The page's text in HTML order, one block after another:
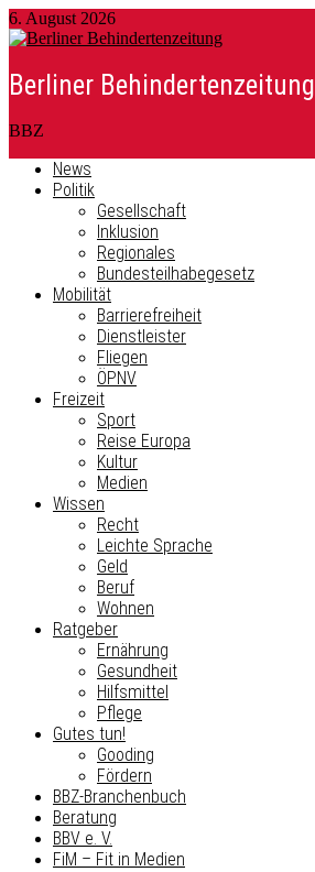
6. August 2026
Berliner Behindertenzeitung
BBZ
News
Politik
Gesellschaft
Inklusion
Regionales
Bundesteilhabegesetz
Mobilität
Barrierefreiheit
Dienstleister
Fliegen
ÖPNV
Freizeit
Sport
Reise Europa
Kultur
Medien
Wissen
Recht
Leichte Sprache
Geld
Beruf
Wohnen
Ratgeber
Ernährung
Gesundheit
Hilfsmittel
Pflege
Gutes tun!
Gooding
Fördern
BBZ-Branchenbuch
Beratung
BBV e. V.
FiM – Fit in Medien